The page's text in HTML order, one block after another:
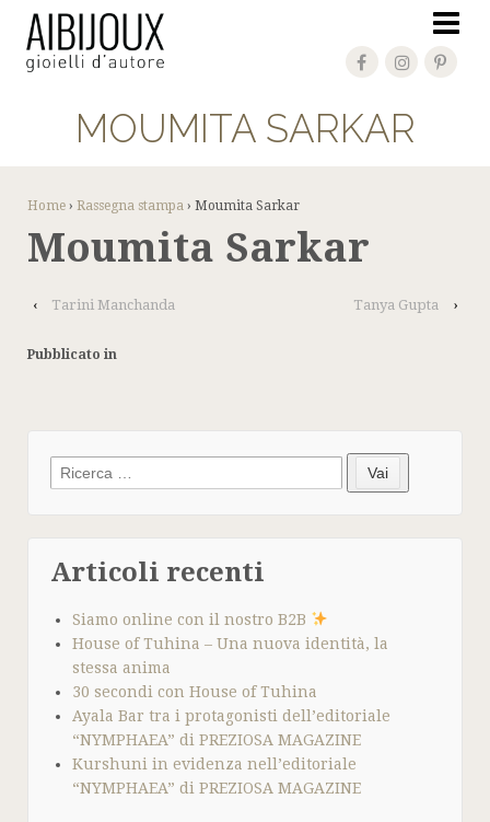
MOUMITA SARKAR
Home › Rassegna stampa › Moumita Sarkar
Moumita Sarkar
‹ Tarini Manchanda Tanya Gupta ›
Pubblicato in
Search
for:
Vai
Articoli recenti
Siamo online con il nostro B2B
House of Tuhina – Una nuova identità, la
stessa anima
30 secondi con House of Tuhina
Ayala Bar tra i protagonisti dell’editoriale
“NYMPHAEA” di PREZIOSA MAGAZINE
Kurshuni in evidenza nell’editoriale
“NYMPHAEA” di PREZIOSA MAGAZINE